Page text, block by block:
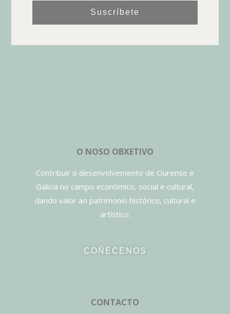
Suscríbete
O NOSO OBXETIVO
Contribuir o desenvolvemento de Ourense e
Galicia no campo económico, social e cultural,
dando valor ao patrimonio histórico, cultural e
artístico.
COÑÉCENOS
CONTACTO